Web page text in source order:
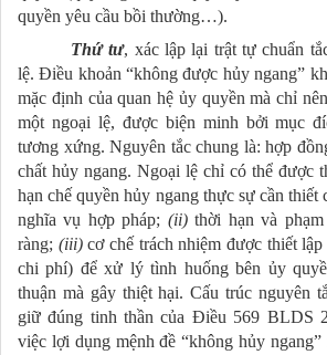
quyền yêu cầu bồi thường…).
Thứ tư, xác lập lại trật tự chuẩn
lệ. Điều khoản “không được hủy ngang”
mặc định của quan hệ ủy quyền mà chỉ
một ngoại lệ, được biện minh bởi mục
tương xứng. Nguyên tắc chung là: hợp
chất hủy ngang. Ngoại lệ chỉ có thể được
hạn chế quyền hủy ngang thực sự cần thiết
nghĩa vụ hợp pháp; (ii)thời hạn và
ràng; (iii)cơ chế trách nhiệm được thiết
chi phí) để xử lý tình huống bên ủy
thuận mà gây thiệt hại. Cấu trúc nguyên
giữ đúng tinh thần của Điều 569 BLDS
việc lợi dụng mệnh đề “không hủy